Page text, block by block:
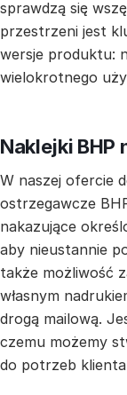
sprawdzą się
przestrzeni jest
wersje produktu:
wielokrotnego
Naklejki BHP
W naszej ofercie
ostrzegawcze
nakazujące
aby nieustannie
także możliwość
własnym
drogą mailową.
czemu możemy
do potrzeb